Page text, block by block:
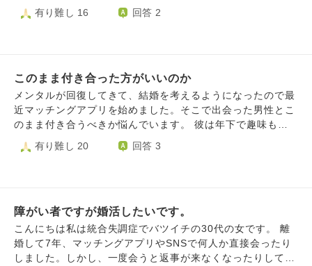
か？
かと思うと悔しですね。 １０年ぶり2回目の街コン自分なり
スがあれば教えてください。 長文失礼しました。(誤字、脱
字があったらすいません。)
職する時に近場にとらわれない方が仕事が見つかりやすいか
もしれないという思いと一人暮らししてみたい思いから40万
が、障害者者雇用のパートで給料が少なく恋愛にお金を使っ
たら貯金に回せる額が恋活を辞める時と比べてかなり減額さ
れてしまい貯金に集中したら早くて来年の末あたりには貯め
る予定なのですが恋活と並行した場合2.3年かかるかもしれ
るべきだという思いと今年で30になるので、年齢で避けられ
万貯めるのと、恋活と並行して2.3年かけて一人暮らしの資
金貯めるの どっちの道を選ぶべきでしょうか。 悩める私に
アドバイスをお願いします。
有り難し 16 回答 2
このまま付き合った方がいいのか
メンタルが回復してきて、結婚を考えるようになったので最
近マッチングアプリを始めました。そこで出会った男性とこ
のまま付き合うべきか悩んでいます。 彼は年下で趣味も合
い、沈黙も苦じゃありません。話せば笑いも絶えず一緒にい
て安心します。それにとっても優しいです。私の事を気に入
(笑った時に目尻が下がるような人) 彼はパッと見だと怖そう
な人相なので待ち合わせの時は恐る恐る声をかけてます...
それに、キスとかも考えられません。ハグもギリ出来るか...
って感じです。 今まで好きになった人とはあまりいい思い
有り難し 20 回答 3
障がい者ですが婚活したいです。
こんにちは私は統合失調症でバツイチの30代の女です。 離
婚して7年、マッチングアプリやSNSで何人か直接会ったり
しました。しかし、一度会うと返事が来なくなったりしてう